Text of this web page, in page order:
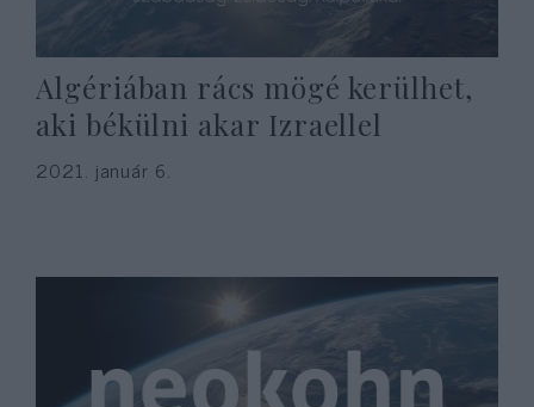
Algériában rács mögé kerülhet,
aki békülni akar Izraellel
2021. január 6.